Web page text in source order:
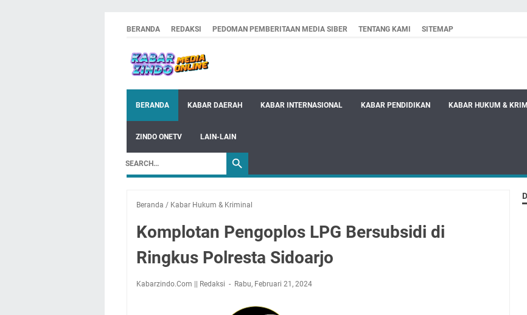
BERANDA REDAKSI PEDOMAN PEMBERITAAN MEDIA SIBER TENTANG KAMI SITEMAP
BERANDA KABAR DAERAH KABAR INTERNASIONAL KABAR PENDIDIKAN KABAR HUKUM &
ZINDO ONETV LAIN-LAIN
Beranda / Kabar Hukum & Kriminal
Komplotan Pengoplos LPG Bersubsidi di
Ringkus Polresta Sidoarjo
Kabarzindo.Com || Redaksi Rabu, Februari 21, 2024